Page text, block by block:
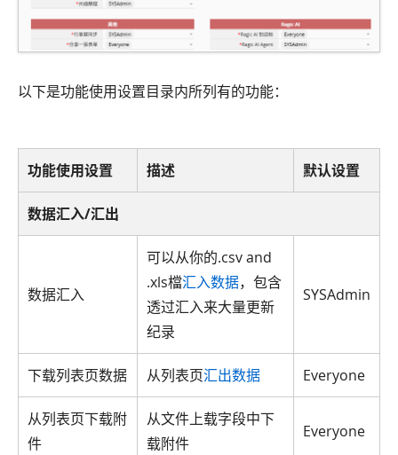
以下是功能使用设置目录内所列有的功能：
功能使用设置 描述 默认设置
数据汇入/汇出
数据汇入
可以从你的.csv and
.xls檔汇入数据，包含
透过汇入来大量更新
纪录
SYSAdmin
下载列表页数据 从列表页汇出数据 Everyone
从列表页下载附
件
从文件上载字段中下
载附件
Everyone